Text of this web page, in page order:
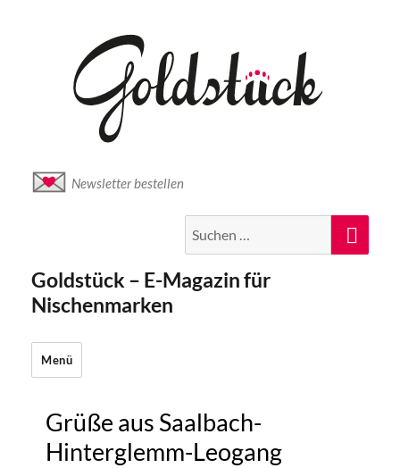
Newsletter bestellen
nach:
Goldstück – E-Magazin für
Nischenmarken
Menü
Grüße aus Saalbach-
Hinterglemm-Leogang